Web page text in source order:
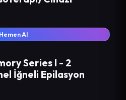
Hemen Al
Series I - 2
İğneli Epilasyon